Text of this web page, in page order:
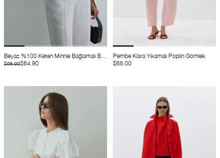
$64.90
$95.00
Pembe Klara Yıkamalı Poplin Gömlek
$65.00